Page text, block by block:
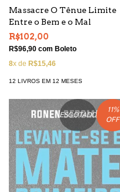
Massacre O Tênue Limite
Entre o Bem e o Mal
R$102,00
R$96,90 com Boleto
8x de R$15,46
12 LIVROS EM 12 MESES
ESGOTADO
11%
OFF